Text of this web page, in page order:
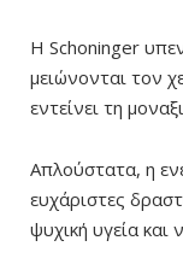
Η Schoninger
μειώνονται τον
εντείνει τη
Απλούστατα, η
ευχάριστες
ψυχική υγεία